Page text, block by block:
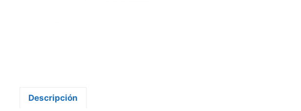
Descripción